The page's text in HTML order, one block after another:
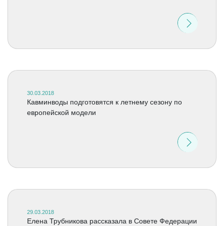
30.03.2018
Кавминводы подготовятся к летнему сезону по
европейской модели
29.03.2018
Елена Трубникова рассказала в Совете Федерации